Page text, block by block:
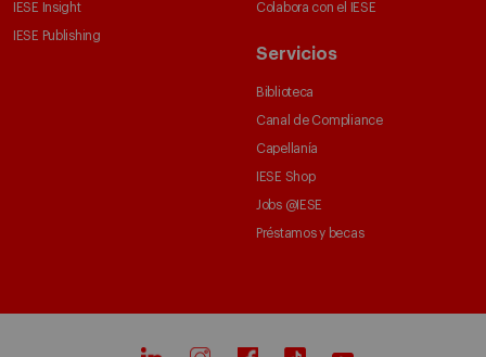
IESE Insight
IESE Publishing
Colabora con el IESE
Servicios
Biblioteca
Canal de Compliance
Capellanía
IESE Shop
Jobs @IESE
Préstamos y becas